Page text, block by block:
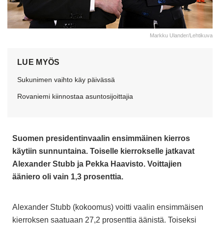
Markku Ulander/Lehtikuva
LUE MYÖS
Sukunimen vaihto käy päivässä
Rovaniemi kiinnostaa asuntosijoittajia
Suomen presidentinvaalin ensimmäinen kierros
käytiin sunnuntaina. Toiselle kierrokselle jatkavat
Alexander Stubb ja Pekka Haavisto. Voittajien
ääniero oli vain 1,3 prosenttia.
Alexander Stubb (kokoomus) voitti vaalin ensimmäisen
kierroksen saatuaan 27,2 prosenttia äänistä. Toiseksi